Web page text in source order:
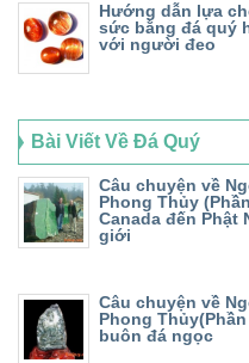
Hướng dẫn lựa
sức bằng đá quý
với người đeo
Bài Viết Về Đá Quý
Câu chuyện về
Phong Thủy
Canada đến Phật
giới
Câu chuyện về
Phong
buôn đá ngọc